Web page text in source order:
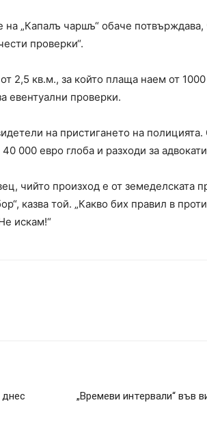
на „Капалъ чаршъ“ обаче потвърждава,
проверки“.
2,5 кв.м., за който плаща наем от
евентуални проверки.
на пристигането на
000 евро глоба и разходи за
чийто произход е от земеделската
казва той. „Какво бих правил в
искам!“
„Времеви интервали“ във